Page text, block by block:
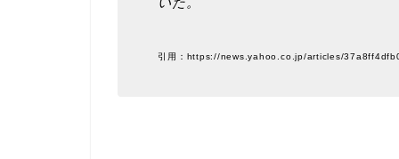
引用：https://news.yahoo.co.jp/articles/